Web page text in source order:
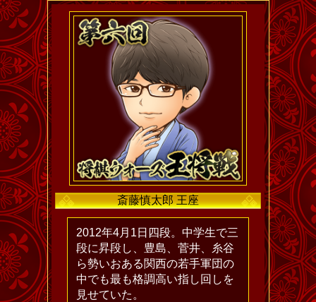
斎藤慎太郎 王座
2012年4月1日四段。中学生で三
段に昇段し、豊島、菅井、糸谷
ら勢いおある関西の若手軍団の
中でも最も格調高い指し回しを
見せていた。